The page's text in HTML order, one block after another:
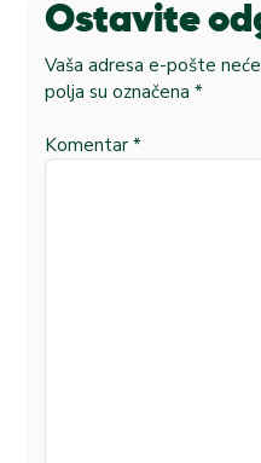
Ostavite
Vaša adresa e-pošte
polja su označena *
Komentar *